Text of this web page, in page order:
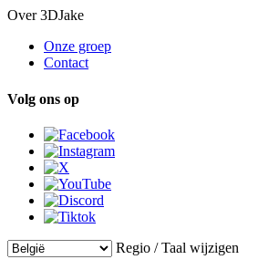
Over 3DJake
Onze groep
Contact
Volg ons op
Regio / Taal wijzigen